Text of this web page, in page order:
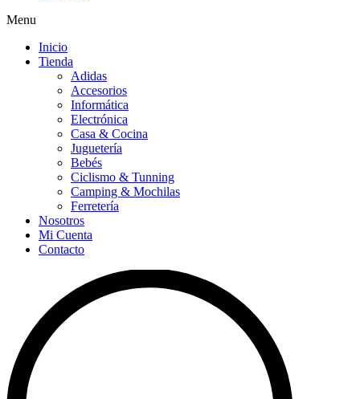
Menu
Inicio
Tienda
Adidas
Accesorios
Informática
Electrónica
Casa & Cocina
Juguetería
Bebés
Ciclismo & Tunning
Camping & Mochilas
Ferretería
Nosotros
Mi Cuenta
Contacto